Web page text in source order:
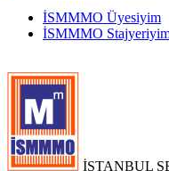
İSMMMO Üyesiyim
İSMMMO
İSTANBUL